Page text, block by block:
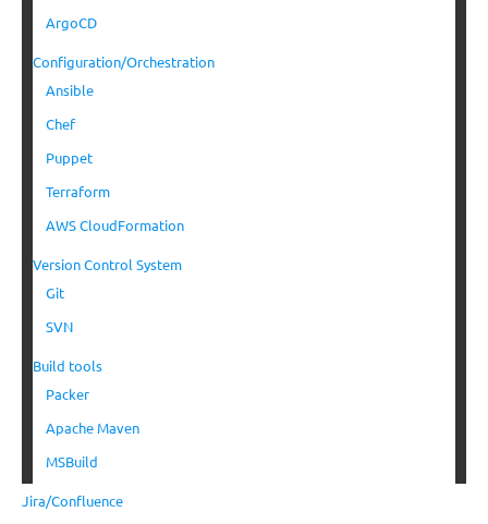
ArgoCD
Configuration/Orchestration
Ansible
Chef
Puppet
Terraform
AWS CloudFormation
Version Control System
Git
SVN
Build tools
Packer
Apache Maven
MSBuild
Jira/Confluence